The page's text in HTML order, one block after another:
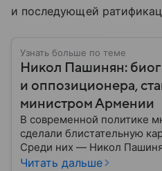
и последующей
Узнать больше по теме
Никол Пашинян:
и оппозиционера,
министром Армении
В современной политике
сделали блистательную
Среди них — Никол
путь от журналиста и
Читать дальше